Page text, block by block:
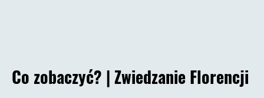
Co zobaczyć? | Zwiedzanie Florencji